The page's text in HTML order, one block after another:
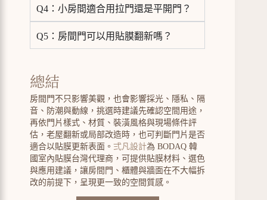
Q4：小房間適合用拉門還是平開門？
Q5：房間門可以用貼膜翻新嗎？
總結
房間門不只影響美觀，也會影響採光、隱私、隔
音、防潮與動線，挑選時建議先確認空間用途，
再依門片樣式、材質、裝潢風格與現場條件評
估，老屋翻新或局部改造時，也可判斷門片是否
適合以貼膜更新表面。 弍凡設計為 BODAQ 韓
國室內貼膜台灣代理商，可提供貼膜材料、選色
與應用建議，讓房間門、櫃體與牆面在不大幅拆
改的前提下，呈現更一致的空間質感。